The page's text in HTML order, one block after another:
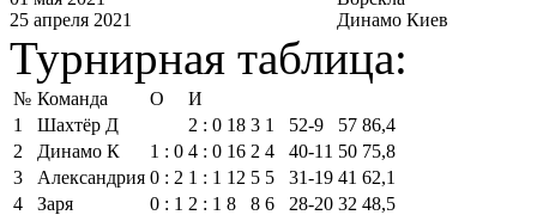
25 апреля 2021
Динамо Киев
Турнирная таблица:
№ Команда О
И
1
Шахтёр Д 2 : 0 18 3 1 52‑9 57 86,4
2
Динамо К 1 : 0 4 : 0 16 2 4 40‑11 50 75,8
3
Александрия 0 : 2 1 : 1 12 5 5 31‑19 41 62,1
4
Заря 0 : 1 2 : 1 8 8 6 28‑20 32 48,5